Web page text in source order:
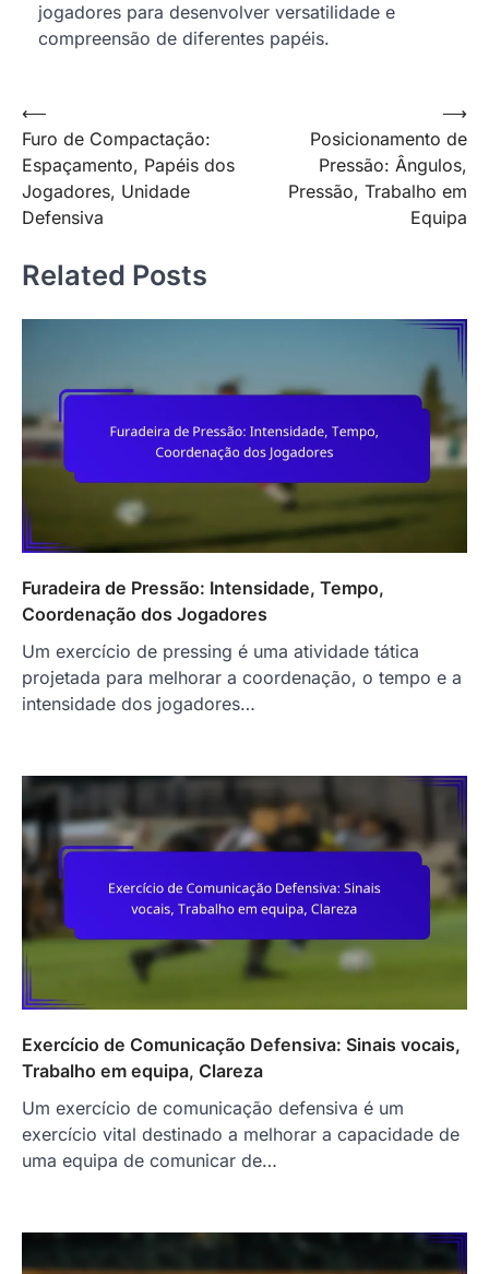
jogadores para desenvolver versatilidade e
compreensão de diferentes papéis.
Post
navigation
⟵
Furo de Compactação:
Espaçamento, Papéis dos
Jogadores, Unidade
Defensiva
Posicionamento de
Pressão: Ângulos,
Pressão, Trabalho em
Equipa
⟶
Related Posts
Furadeira de Pressão: Intensidade, Tempo,
Coordenação dos Jogadores
Um exercício de pressing é uma atividade tática
projetada para melhorar a coordenação, o tempo e a
intensidade dos jogadores…
Exercício de Comunicação Defensiva: Sinais vocais,
Trabalho em equipa, Clareza
Um exercício de comunicação defensiva é um
exercício vital destinado a melhorar a capacidade de
uma equipa de comunicar de…